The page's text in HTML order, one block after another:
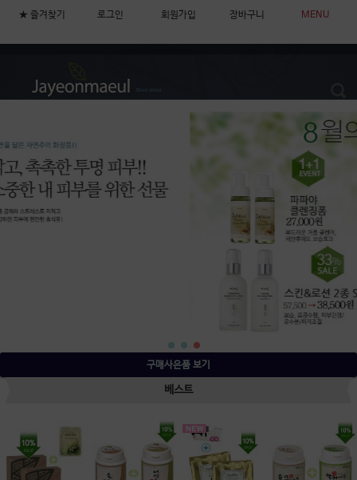
★ 즐겨찾기 로그인 회원가입 장바구니 MENU
구매사은품 보기
베스트